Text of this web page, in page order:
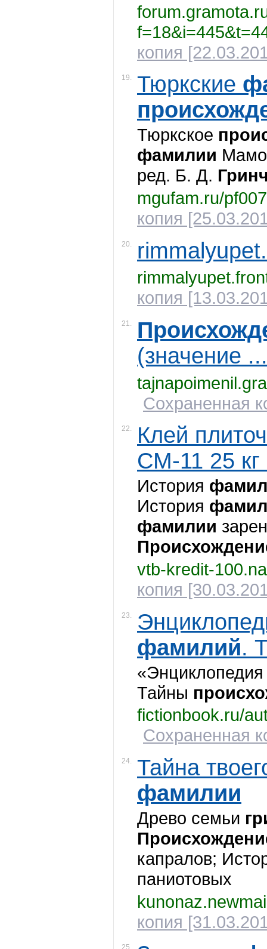
копия
Тюркские
Тюркское
фамилии
ред. Б. Д.
mgufam.ru/
копия
19.
копия
20.
(значение ...
Сохраненная
21.
Клей
СМ-11 25 кг
История
История
фамилии
vtb-kredit-
копия
22.
фамилий.
Тайны
fictionbook.ru/
Сохраненная
23.
Тайна
фамилии
Древо семьи
капралов;
паниотовых
копия
24.
25.